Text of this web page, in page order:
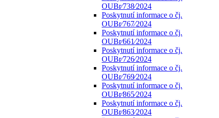
OUBr⁄738⁄2024
Poskytnutí informace o čj.
OUBr⁄767⁄2024
Poskytnutí informace o čj.
OUBr⁄661⁄2024
Poskytnutí informace o čj.
OUBr⁄726⁄2024
Poskytnutí informace o čj.
OUBr⁄769⁄2024
Poskytnutí informace o čj.
OUBr⁄865⁄2024
Poskytnutí informace o čj.
OUBr⁄863⁄2024